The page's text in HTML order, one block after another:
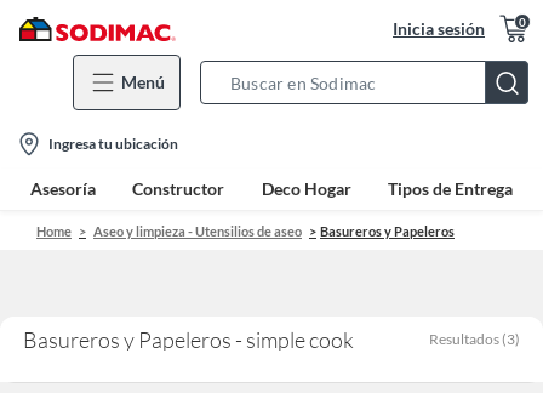
Inicia sesión 0
Menú
Bar
location-
icon
Ingresa tu ubicación
Asesoría Constructor Deco Hogar Tipos de Entrega
Home Aseo y limpieza - Utensilios de aseo Basureros y Papeleros
Basureros y Papeleros - simple cook Resultados (3)